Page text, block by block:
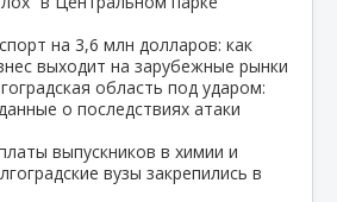
на 3,6 млн долларов: как
выходит на зарубежные рынки
область под ударом:
о последствиях атаки
выпускников в химии и
вузы закрепились в